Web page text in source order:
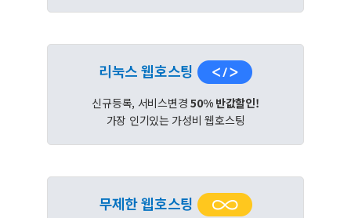
리눅스 웹호스팅
신규등록, 서비스변경50% 반값할인!
가장 인기있는 가성비 웹호스팅
무제한 웹호스팅